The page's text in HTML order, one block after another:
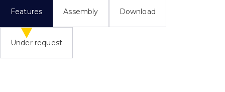
Features Assembly Download
Under request